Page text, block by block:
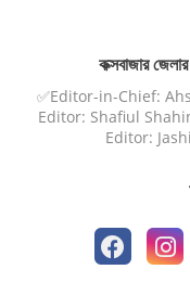
কক্সবাজার
✅Editor-in-Chief:
Editor: Shafiul
Editor: